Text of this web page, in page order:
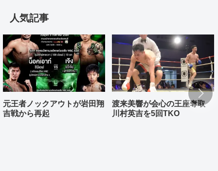
人気記事
元王者ノックアウトが岩田翔
吉戦から再起
渡来美響が会心の王座奪取
川村英吉を5回TKO